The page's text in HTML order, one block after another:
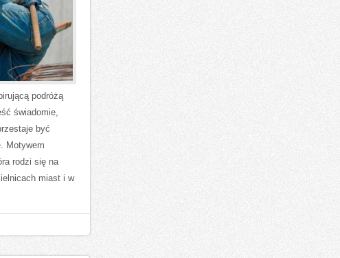
podróżą
świadomie,
być
Motywem
rodzi się na
miast i w